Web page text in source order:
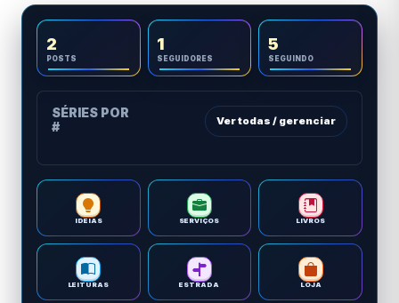
2
POSTS
1
SEGUIDORES
5
SEGUINDO
SÉRIES POR
#
Ver todas / gerenciar
IDEIAS SERVIÇOS LIVROS
LEITURAS ESTRADA LOJA